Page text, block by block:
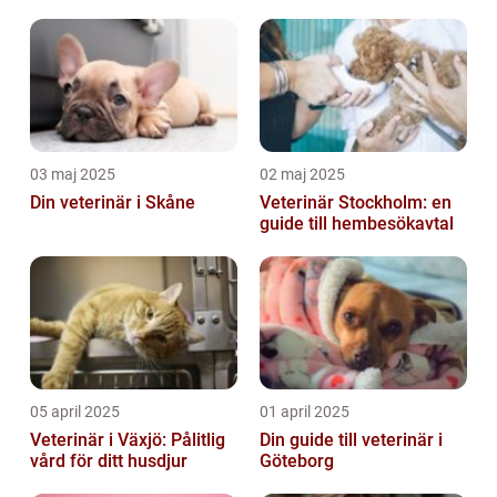
03 maj 2025
Din veterinär i Skåne
02 maj 2025
Veterinär Stockholm: en
guide till hembesökavtal
05 april 2025
Veterinär i Växjö: Pålitlig
vård för ditt husdjur
01 april 2025
Din guide till veterinär i
Göteborg